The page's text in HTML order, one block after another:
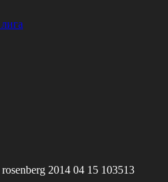
2014 04 15 103513